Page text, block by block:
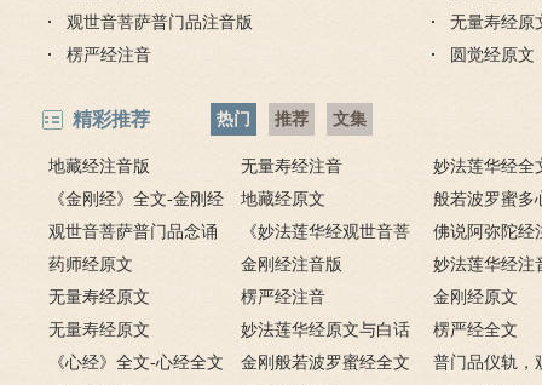
观世音菩萨普门品注音版
无量寿经原
楞严经注音
圆觉经原文
精彩推荐 热门 推荐 文集
地藏经注音版 无量寿经注音
妙法莲华经全
《金刚经》全文-金刚经
原文、译文及释意
地藏经原文
般若波罗蜜多
观世音菩萨普门品念诵
及回向仪轨
《妙法莲华经观世音菩
萨普门品》全文
佛说阿弥陀经
药师经原文
金刚经注音版
妙法莲华经注
无量寿经原文
楞严经注音
金刚经原文
无量寿经原文
妙法莲华经原文与白话
文对照版
楞严经全文
《心经》全文-心经全文
金刚般若波罗蜜经全文
普门品仪轨，